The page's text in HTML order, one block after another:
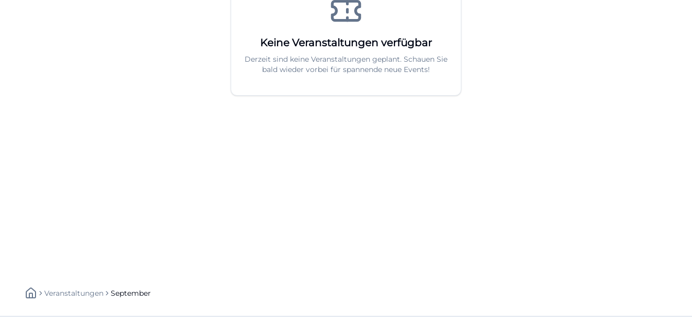
Keine Veranstaltungen verfügbar
Derzeit sind keine Veranstaltungen geplant. Schauen Sie
bald wieder vorbei für spannende neue Events!
Veranstaltungen September